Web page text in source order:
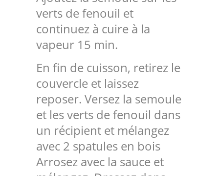
verts de fenouil et
continuez à cuire à la
vapeur 15 min.
En fin de cuisson, retirez le
couvercle et laissez
reposer. Versez la semoule
et les verts de fenouil dans
un récipient et mélangez
avec 2 spatules en bois
Arrosez avec la sauce et